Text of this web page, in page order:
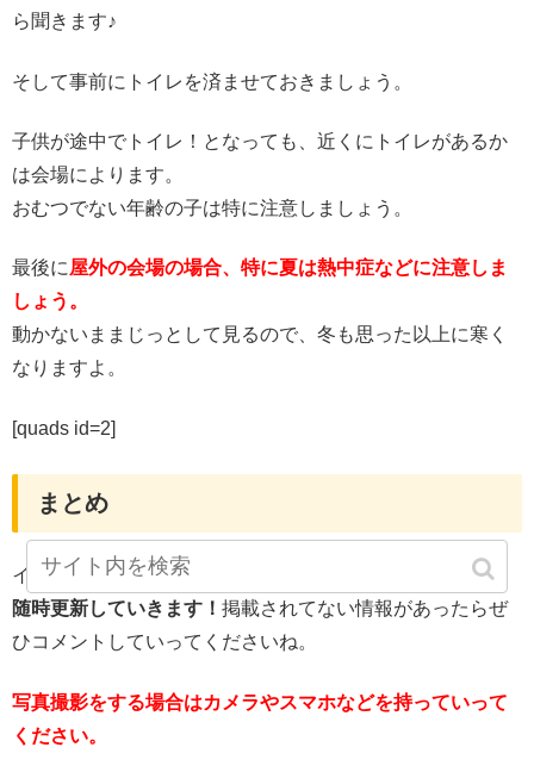
ら聞きます♪
そして事前にトイレを済ませておきましょう。
子供が途中でトイレ！となっても、近くにトイレがあるか
は会場によります。
おむつでない年齢の子は特に注意しましょう。
最後に屋外の会場の場合、特に夏は熱中症などに注意しま
しょう。
動かないままじっとして見るので、冬も思った以上に寒く
なりますよ。
[quads id=2]
まとめ
イベントが順に公開されてくると思いますので
わかり次第
随時更新していきます！ 掲載されてない情報があったらぜ
ひコメントしていってくださいね。
写真撮影をする場合はカメラやスマホなどを持っていって
ください。